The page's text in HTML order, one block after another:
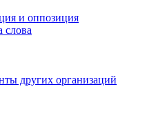
и оппозиция
слова
других организаций